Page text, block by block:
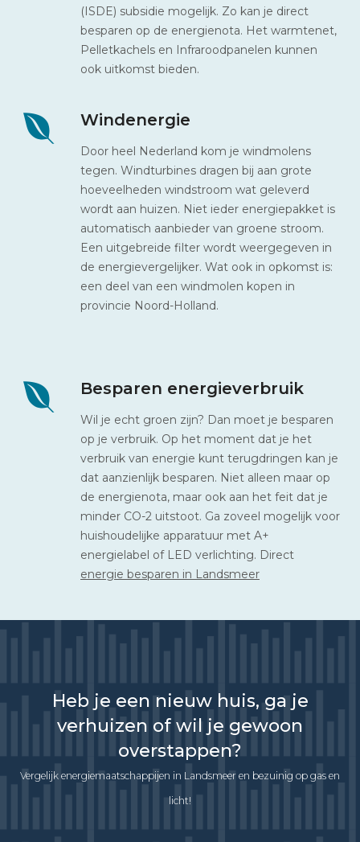
(ISDE) subsidie mogelijk. Zo kan je direct
besparen op de energienota. Het warmtenet,
Pelletkachels en Infraroodpanelen kunnen
ook uitkomst bieden.
Windenergie
Door heel Nederland kom je windmolens
tegen. Windturbines dragen bij aan grote
hoeveelheden windstroom wat geleverd
wordt aan huizen. Niet ieder energiepakket is
automatisch aanbieder van groene stroom.
Een uitgebreide filter wordt weergegeven in
de energievergelijker. Wat ook in opkomst is:
een deel van een windmolen kopen in
provincie Noord-Holland.
Besparen energieverbruik
Wil je echt groen zijn? Dan moet je besparen
op je verbruik. Op het moment dat je het
verbruik van energie kunt terugdringen kan je
dat aanzienlijk besparen. Niet alleen maar op
de energienota, maar ook aan het feit dat je
minder CO-2 uitstoot. Ga zoveel mogelijk voor
huishoudelijke apparatuur met A+
energielabel of LED verlichting. Direct
energie besparen in Landsmeer
Heb je een nieuw huis, ga je
verhuizen of wil je gewoon
overstappen?
Vergelijk energiemaatschappijen in Landsmeer en bezuinig op gas en
licht!